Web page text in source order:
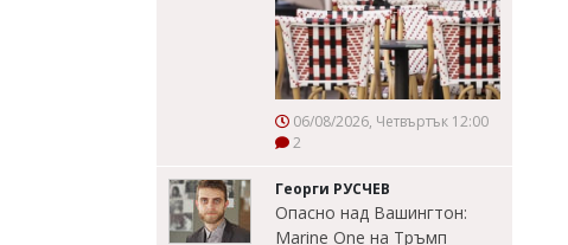
06/08/2026, Четвъртък 12:00
2
Георги РУСЧЕВ
Опасно над Вашингтон:
Marine One на Тръмп